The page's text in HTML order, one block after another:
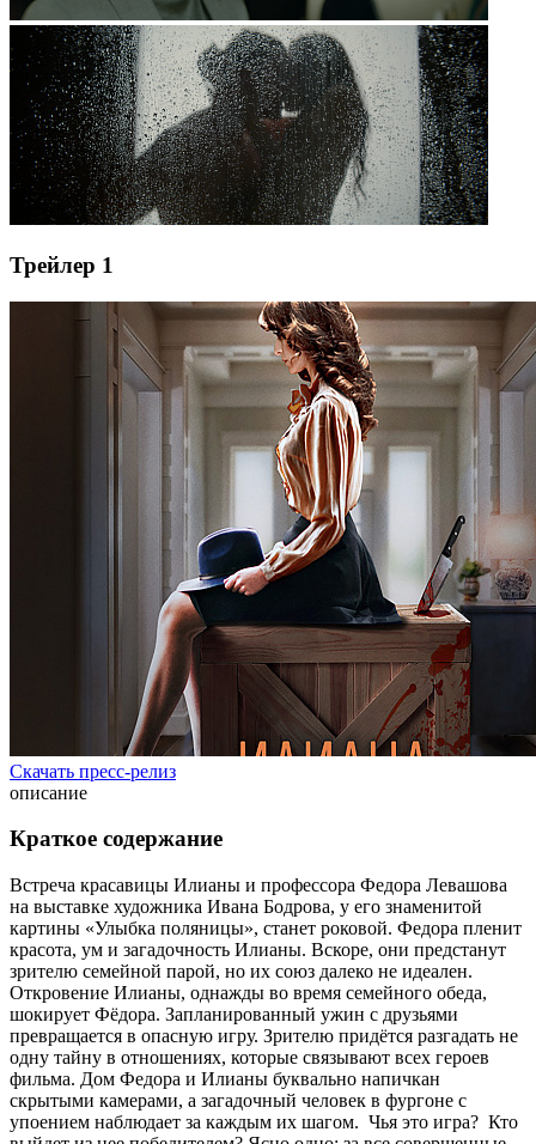
Трейлер 1
Скачать пресс-релиз
описание
Краткое содержание
Встреча красавицы Илианы и профессора Федора Левашова
на выставке художника Ивана Бодрова, у его знаменитой
картины «Улыбка поляницы», станет роковой. Федора пленит
красота, ум и загадочность Илианы. Вскоре, они предстанут
зрителю семейной парой, но их союз далеко не идеален.
Откровение Илианы, однажды во время семейного обеда,
шокирует Фёдора. Запланированный ужин с друзьями
превращается в опасную игру. Зрителю придётся разгадать не
одну тайну в отношениях, которые связывают всех героев
фильма. Дом Федора и Илианы буквально напичкан
скрытыми камерами, а загадочный человек в фургоне с
упоением наблюдает за каждым их шагом. Чья это игра? Кто